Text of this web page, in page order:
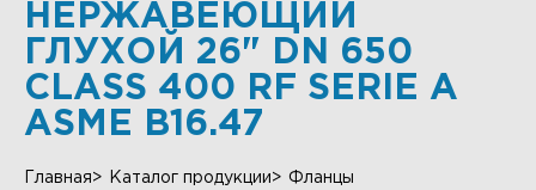
НЕРЖАВЕЮЩИЙ
ГЛУХОЙ 26" DN 650
CLASS 400 RF SERIE А
ASME B16.47
Главная Каталог продукции
Фланцы